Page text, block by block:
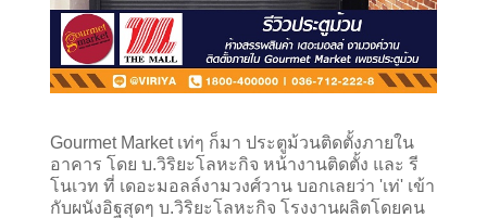
Gourmet Market เท่ๆ ก็มา ประตูม้วนติดตั้งภายใน
อาคาร โดย บ.วิริยะโลหะกิจ หน้างานติดตั้ง และ รี
โนเวท ที่ เดอะมอลล์งามวงศ์วาน บอกเลยว่า 'เท่' เข้า
กับผนังอิฐสุดๆ บ.วิริยะโลหะกิจ โรงงานผลิตโดยคน